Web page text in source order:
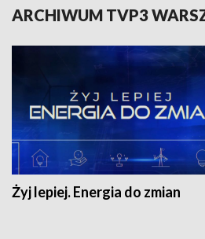
ARCHIWUM TVP3
Żyj lepiej. Energia do zmian